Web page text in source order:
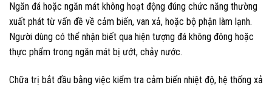
Ngăn đá hoặc ngăn mát không hoạt động đúng chức năng thường
xuất phát từ vấn đề về cảm biến, van xả, hoặc bộ phận làm lạnh.
Người dùng có thể nhận biết qua hiện tượng đá không đông hoặc
thực phẩm trong ngăn mát bị ướt, chảy nước.
Chữa trị bắt đầu bằng việc kiểm tra cảm biến nhiệt độ, hệ thống xả